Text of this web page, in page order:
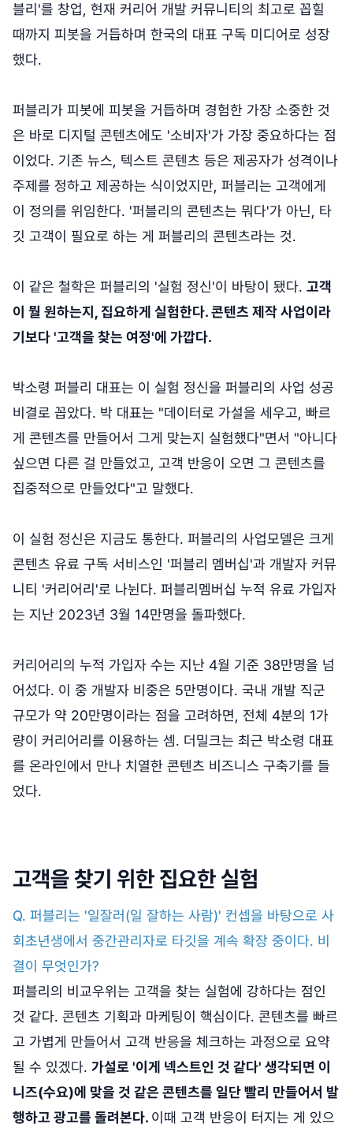
블리'를 창업, 현재 커리어 개발 커뮤니티의 최고로 꼽힐
때까지 피봇을 거듭하며 한국의 대표 구독 미디어로 성장
했다.
퍼블리가 피봇에 피봇을 거듭하며 경험한 가장 소중한 것
은 바로 디지털 콘텐츠에도 '소비자'가 가장 중요하다는 점
이었다. 기존 뉴스, 텍스트 콘텐츠 등은 제공자가 성격이나
주제를 정하고 제공하는 식이었지만, 퍼블리는 고객에게
이 정의를 위임한다. '퍼블리의 콘텐츠는 뭐다'가 아닌, 타
깃 고객이 필요로 하는 게 퍼블리의 콘텐츠라는 것.
이 같은 철학은 퍼블리의 '실험 정신'이 바탕이 됐다. 고객
이 뭘 원하는지, 집요하게 실험한다. 콘텐츠 제작 사업이라
기보다 '고객을 찾는 여정'에 가깝다.
박소령 퍼블리 대표는 이 실험 정신을 퍼블리의 사업 성공
비결로 꼽았다. 박 대표는 "데이터로 가설을 세우고, 빠르
게 콘텐츠를 만들어서 그게 맞는지 실험했다"면서 "아니다
싶으면 다른 걸 만들었고, 고객 반응이 오면 그 콘텐츠를
집중적으로 만들었다"고 말했다.
이 실험 정신은 지금도 통한다. 퍼블리의 사업모델은 크게
콘텐츠 유료 구독 서비스인 '퍼블리 멤버십'과 개발자 커뮤
니티 '커리어리'로 나뉜다. 퍼블리멤버십 누적 유료 가입자
는 지난 2023년 3월 14만명을 돌파했다.
커리어리의 누적 가입자 수는 지난 4월 기준 38만명을 넘
어섰다. 이 중 개발자 비중은 5만명이다. 국내 개발 직군
규모가 약 20만명이라는 점을 고려하면, 전체 4분의 1가
량이 커리어리를 이용하는 셈. 더밀크는 최근 박소령 대표
를 온라인에서 만나 치열한 콘텐츠 비즈니스 구축기를 들
었다.
고객을 찾기 위한 집요한 실험
Q. 퍼블리는 '일잘러(일 잘하는 사람)' 컨셉을 바탕으로 사
회초년생에서 중간관리자로 타깃을 계속 확장 중이다. 비
결이 무엇인가?
퍼블리의 비교우위는 고객을 찾는 실험에 강하다는 점인
것 같다. 콘텐츠 기획과 마케팅이 핵심이다. 콘텐츠를 빠르
고 가볍게 만들어서 고객 반응을 체크하는 과정으로 요약
될 수 있겠다. 가설로 '이게 넥스트인 것 같다' 생각되면 이
니즈(수요)에 맞을 것 같은 콘텐츠를 일단 빨리 만들어서 발
행하고 광고를 돌려본다. 이때 고객 반응이 터지는 게 있으